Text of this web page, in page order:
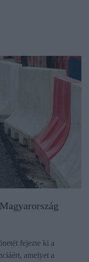
fejezte ki a
amelyet a